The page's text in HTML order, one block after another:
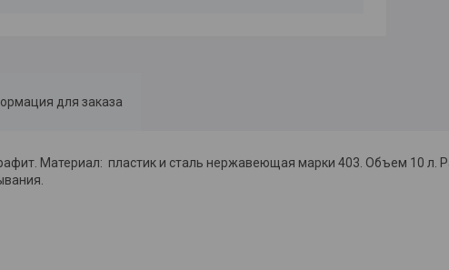
для заказа
Материал: пластик и сталь нержавеющая марки 403. Объем 10